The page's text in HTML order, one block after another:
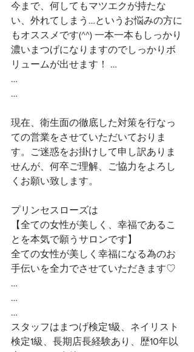
今まで、何してもマツエクが持たな
い、外れてしまう…というお悩みの方に
もオススメです(^^) 一本一本もしっかり
濃いまつげになりますのでしっかりボ
リュームが出せます！ …
…
…
現在、衛生面の徹底した対策を行なっ
ての営業をさせていただいておりま
す。ご迷惑をお掛けして申し訳ありま
せんが、何卒ご理解、ご協力をよろし
くお願い致します。
プリンセスローズは
【全ての女性が美しく、幸福であるこ
とを本気で願うサロンです】
全ての女性が美しく幸福になる為のお
手伝いを全力でさせていただきます♡
…
…
…
スタッフはまつげ検定1級、ネイリスト
検定1級、長期店長経験あり、歴10年以